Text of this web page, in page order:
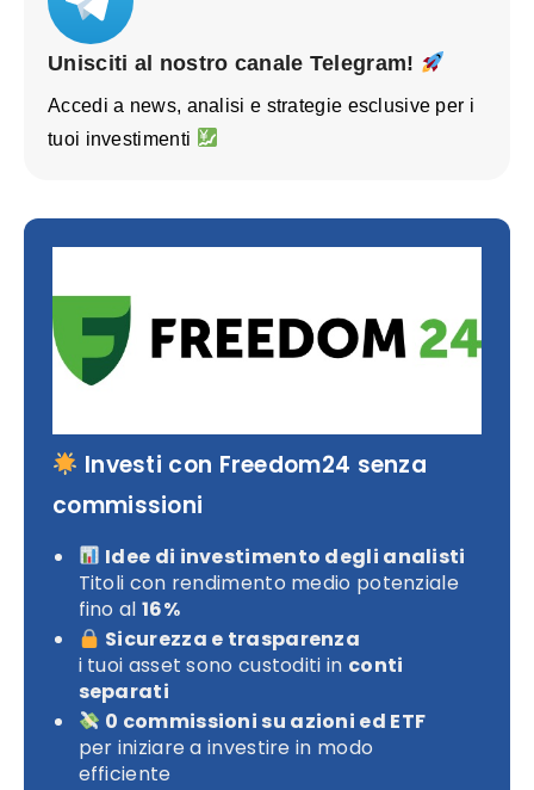
Unisciti al nostro canale Telegram!
Accedi a news, analisi e strategie esclusive per i
tuoi investimenti
Investi con Freedom24 senza
commissioni
Idee di investimento degli analisti
Titoli con rendimento medio potenziale
fino al 16%
Sicurezza e trasparenza
i tuoi asset sono custoditi in conti
separati
0 commissioni su azioni ed ETF
per iniziare a investire in modo
efficiente